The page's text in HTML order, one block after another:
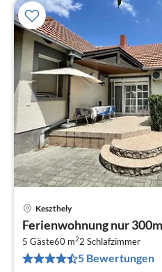
Keszthely
Ferienwohnung nur
5 Gäste60 m22 Schlafzimmer
5 Bewertungen